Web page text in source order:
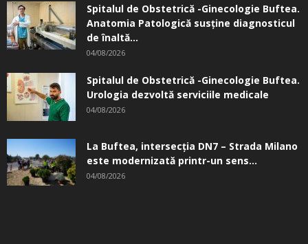
Spitalul de Obstetrică -Ginecologie Buftea.
Anatomia Patologică susţine diagnosticul
de înaltă...
04/08/2026
Spitalul de Obstetrică -Ginecologie Buftea.
Urologia dezvoltă serviciile medicale
04/08/2026
La Buftea, intersecţia DN7 – Strada Milano
este modernizată printr-un sens...
04/08/2026